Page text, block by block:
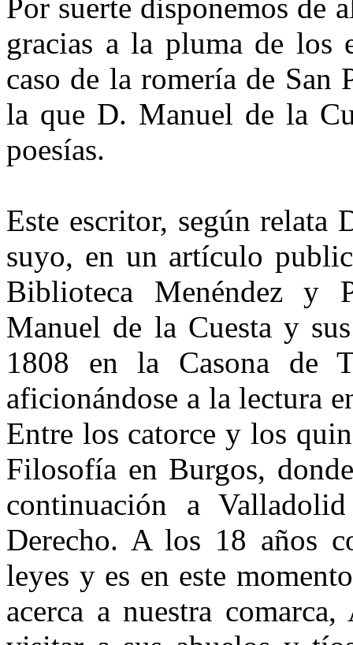
Por suerte disponemos de
gracias a la pluma de los
caso de la romería de San
la que D. Manuel de la
poesías.
Este escritor, según relata
suyo, en un artículo
Biblioteca Menéndez y
Manuel de la Cuesta y
1808 en la Casona de
aficionándose a la lectura
Entre los catorce y los
Filosofía en Burgos,
continuación a
Derecho. A los 18 años
leyes y es en este
acerca a nuestra